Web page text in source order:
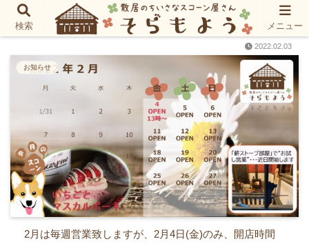
2月のカレンダー
2022.02.03
お知らせ
2月は毎週営業致しますが、2月4日(金)のみ、開店時間
検索 メニュー